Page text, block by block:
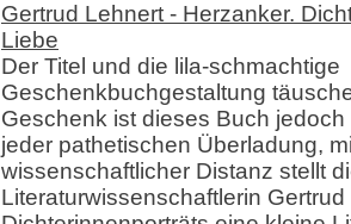
Gertrud Lehnert - Herzanker.
Liebe
Der Titel und die lila-schmachtige
Geschenkbuchgestaltung
Geschenk ist dieses Buch
jeder pathetischen Überladung,
wissenschaftlicher Distanz stellt
Literaturwissenschaftlerin